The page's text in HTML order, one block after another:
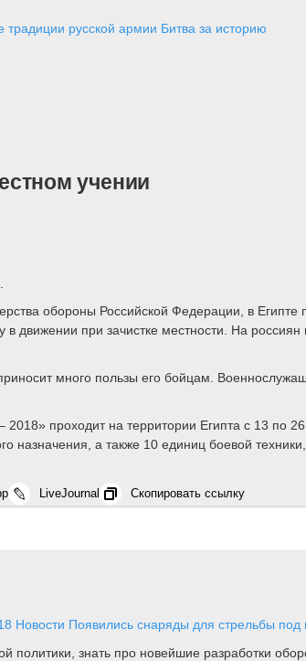
традиции русской армии Битва за историю
учении
обороны Российской Федерации, в Египте
движении при зачистке местности. На
много пользы его бойцам.
проходит на территории Египта с 13 по
назначения, а также 10 единиц боевой
LiveJournal Скопировать ссылку
Новости Появились снаряды для стрельбы под
политики, знать про новейшие разработки